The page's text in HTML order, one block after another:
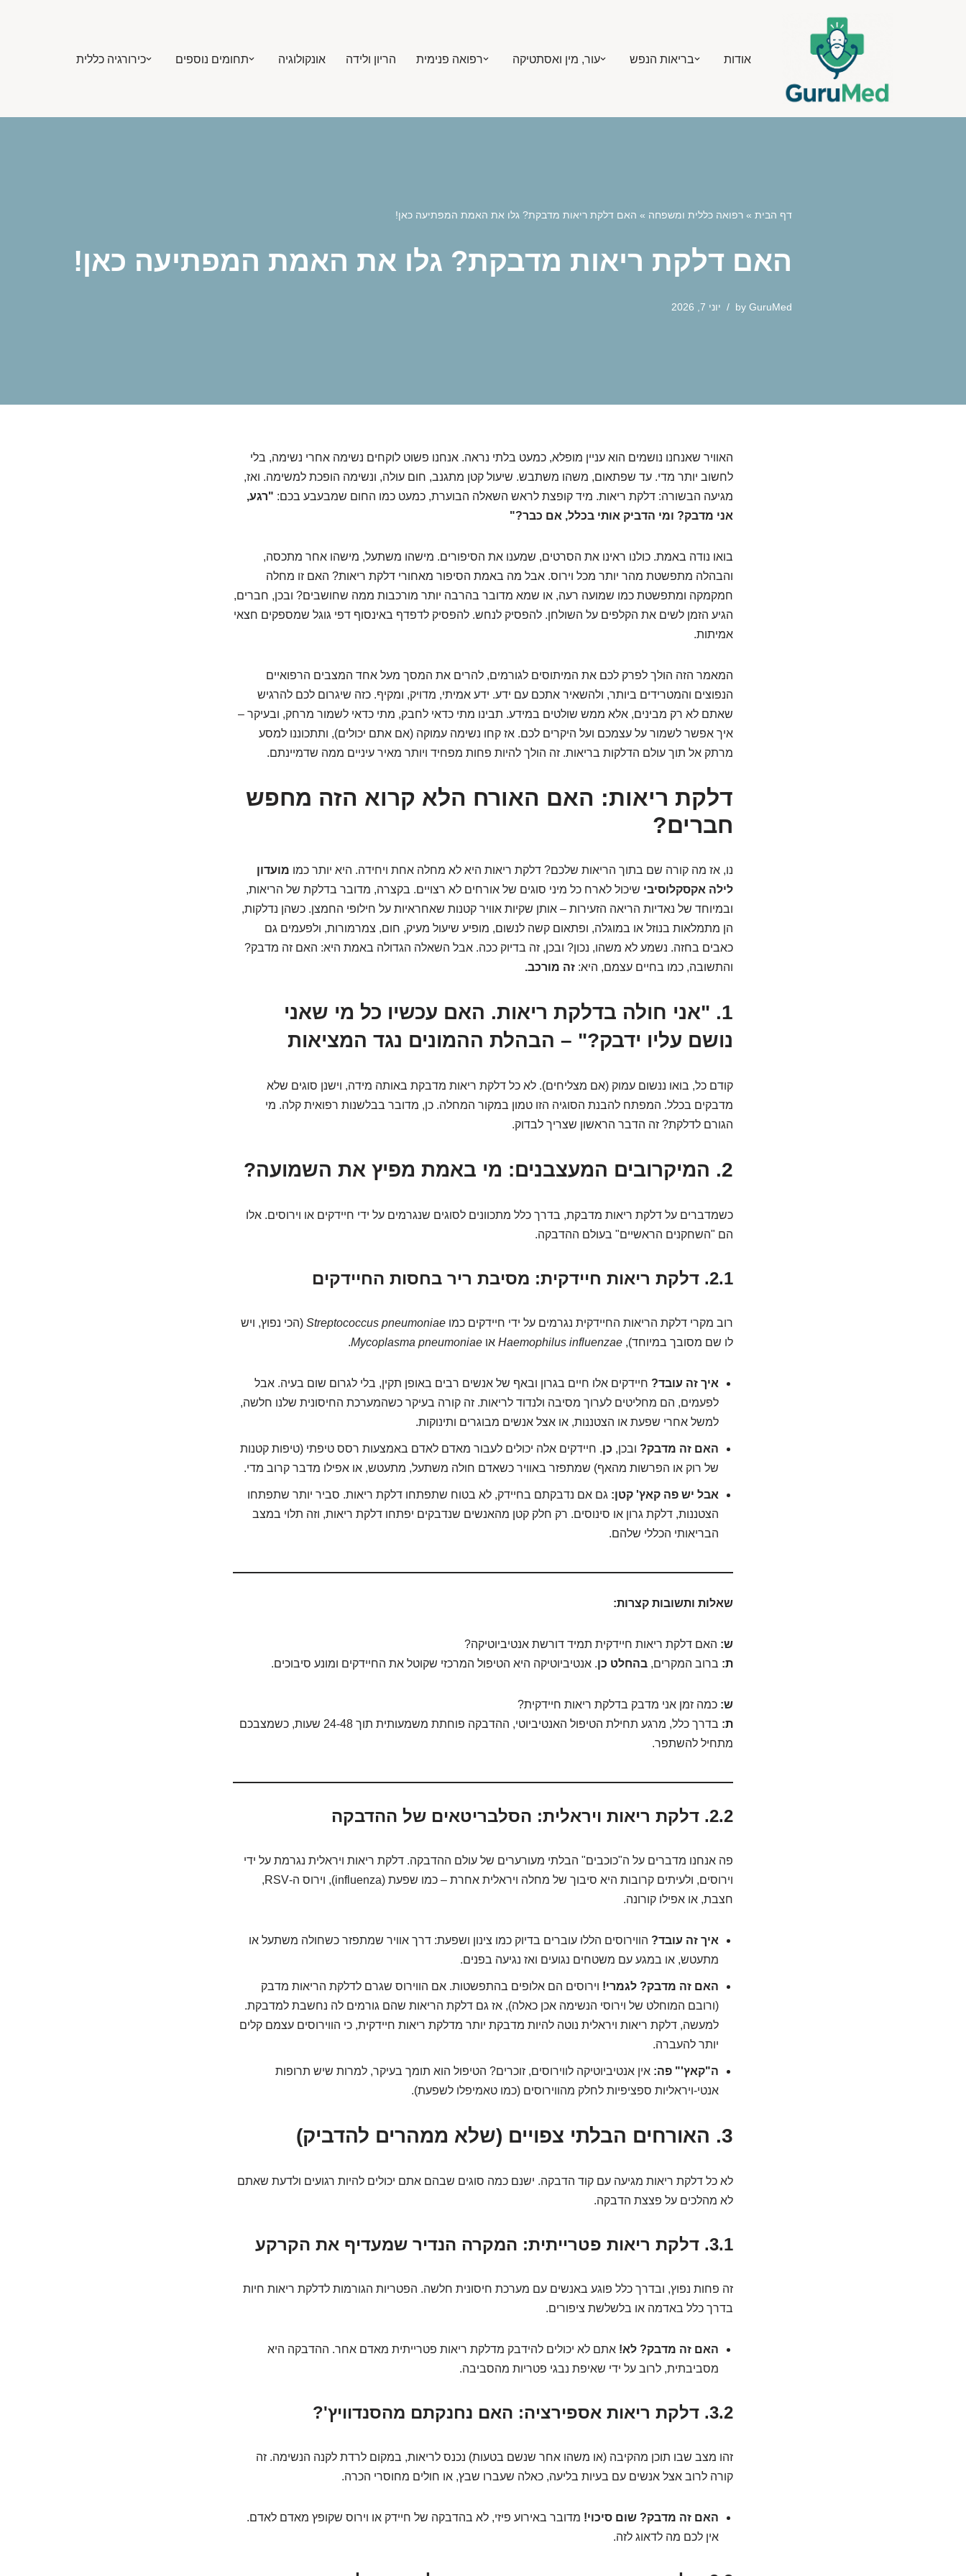
אודות בריאות הנפש עור, מין ואסתטיקה רפואה פנימית הריון ולידה אונקולוגיה תחומים נוספים כירורגיה כללית
דף הבית » רפואה כללית ומשפחה » האם דלקת ריאות מדבקת? גלו את האמת המפתיעה כאן!
האם דלקת ריאות מדבקת? גלו את האמת המפתיעה כאן!
by GuruMed יוני 7, 2026
האוויר שאנחנו נושמים הוא עניין מופלא, כמעט בלתי נראה. אנחנו פשוט לוקחים נשימה אחרי נשימה, בלי
לחשוב יותר מדי. עד שפתאום, משהו משתבש. שיעול קטן מתגנב, חום עולה, ונשימה הופכת למשימה. ואז,
מגיעה הבשורה: דלקת ריאות. מיד קופצת לראש השאלה הבוערת, כמעט כמו החום שמבעבע בכם: "רגע,
אני מדבק? ומי הדביק אותי בכלל, אם כבר?"
בואו נודה באמת. כולנו ראינו את הסרטים, שמענו את הסיפורים. מישהו משתעל, מישהו אחר מתכסה,
והבהלה מתפשטת מהר יותר מכל וירוס. אבל מה באמת הסיפור מאחורי דלקת ריאות? האם זו מחלה
חמקמקה ומתפשטת כמו שמועה רעה, או שמא מדובר בהרבה יותר מורכבות ממה שחושבים? ובכן, חברים,
הגיע הזמן לשים את הקלפים על השולחן. להפסיק לנחש. להפסיק לדפדף באינסוף דפי גוגל שמספקים חצאי
אמיתות.
המאמר הזה הולך לפרק לכם את המיתוסים לגורמים, להרים את המסך מעל אחד המצבים הרפואיים
הנפוצים והמטרידים ביותר, ולהשאיר אתכם עם ידע. ידע אמיתי, מדויק, ומקיף. כזה שיגרום לכם להרגיש
שאתם לא רק מבינים, אלא ממש שולטים במידע. תבינו מתי כדאי לחבק, מתי כדאי לשמור מרחק, ובעיקר –
איך אפשר לשמור על עצמכם ועל היקרים לכם. אז קחו נשימה עמוקה (אם אתם יכולים), ותתכוננו למסע
מרתק אל תוך עולם הדלקות בריאות. זה הולך להיות פחות מפחיד ויותר מאיר עיניים ממה שדמיינתם.
דלקת ריאות: האם האורח הלא קרוא הזה מחפש
חברים?
נו, אז מה קורה שם בתוך הריאות שלכם? דלקת ריאות היא לא מחלה אחת ויחידה. היא יותר כמו מועדון
לילה אקסקלוסיבי שיכול לארח כל מיני סוגים של אורחים לא רצויים. בקצרה, מדובר בדלקת של הריאות,
ובמיוחד של נאדיות הריאה הזעירות – אותן שקיות אוויר קטנות שאחראיות על חילופי החמצן. כשהן נדלקות,
הן מתמלאות בנוזל או במוגלה, ופתאום קשה לנשום, מופיע שיעול מעיק, חום, צמרמורות, ולפעמים גם
כאבים בחזה. נשמע לא משהו, נכון? ובכן, זה בדיוק ככה. אבל השאלה הגדולה באמת היא: האם זה מדבק?
והתשובה, כמו בחיים עצמם, היא:זה מורכב.
1. "אני חולה בדלקת ריאות. האם עכשיו כל מי שאני
נושם עליו ידבק?" – הבהלת ההמונים נגד המציאות
קודם כל, בואו ננשום עמוק (אם מצליחים). לא כל דלקת ריאות מדבקת באותה מידה, וישנן סוגים שלא
מדבקים בכלל. המפתח להבנת הסוגיה הזו טמון במקור המחלה. כן, מדובר בבלשנות רפואית קלה. מי
הגורם לדלקת? זה הדבר הראשון שצריך לבדוק.
2. המיקרובים המעצבנים: מי באמת מפיץ את השמועה?
כשמדברים על דלקת ריאות מדבקת, בדרך כלל מתכוונים לסוגים שנגרמים על ידי חיידקים או וירוסים. אלו
הם "השחקנים הראשיים" בעולם ההדבקה.
2.1. דלקת ריאות חיידקית: מסיבת ריר בחסות החיידקים
רוב מקרי דלקת הריאות החיידקית נגרמים על ידי חיידקים כמוStreptococcus pneumoniae (הכי נפוץ, ויש
לו שם מסובך במיוחד),Haemophilus influenzae אוMycoplasma pneumoniae
.
איך זה עובד? חיידקים אלו חיים בגרון ובאף של אנשים רבים באופן תקין, בלי לגרום שום בעיה. אבל
לפעמים, הם מחליטים לערוך מסיבה ולנדוד לריאות. זה קורה בעיקר כשהמערכת החיסונית שלנו חלשה,
למשל אחרי שפעת או הצטננות, או אצל אנשים מבוגרים ותינוקות.
האם זה מדבק? ובכן, כן. חיידקים אלה יכולים לעבור מאדם לאדם באמצעות רסס טיפתי (טיפות קטנות
של רוק או הפרשות מהאף) שמתפזר באוויר כשאדם חולה משתעל, מתעטש, או אפילו מדבר קרוב מדי.
אבל יש פה קאץ' קטן: גם אם נדבקתם בחיידק, לא בטוח שתפתחו דלקת ריאות. סביר יותר שתפתחו
הצטננות, דלקת גרון או סינוסים. רק חלק קטן מהאנשים שנדבקים יפתחו דלקת ריאות, וזה תלוי במצב
הבריאותי הכללי שלהם.
שאלות ותשובות קצרות:
ש: האם דלקת ריאות חיידקית תמיד דורשת אנטיביוטיקה?
ת: ברוב המקרים,בהחלט כן. אנטיביוטיקה היא הטיפול המרכזי שקוטל את החיידקים ומונע סיבוכים.
ש: כמה זמן אני מדבק בדלקת ריאות חיידקית?
ת:
בדרך כלל, מרגע תחילת הטיפול האנטיביוטי, ההדבקה פוחתת משמעותית תוך 24-48 שעות, כשמצבכם
מתחיל להשתפר.
2.2. דלקת ריאות ויראלית: הסלבריטאים של ההדבקה
פה אנחנו מדברים על ה"כוכבים" הבלתי מעורערים של עולם ההדבקה. דלקת ריאות ויראלית נגרמת על ידי
וירוסים, ולעיתים קרובות היא סיבוך של מחלה ויראלית אחרת – כמו שפעת (influenza), וירוס ה-RSV,
חצבת, או אפילו קורונה.
איך זה עובד? הווירוסים הללו עוברים בדיוק כמו צינון ושפעת: דרך אוויר שמתפזר כשחולה משתעל או
מתעטש, או במגע עם משטחים נגועים ואז נגיעה בפנים.
האם זה מדבק? לגמרי! וירוסים הם אלופים בהתפשטות. אם הווירוס שגרם לדלקת הריאות מדבק
(ורובם המוחלט של וירוסי הנשימה אכן כאלה), אז גם דלקת הריאות שהם גורמים לה נחשבת למדבקת.
למעשה, דלקת ריאות ויראלית נוטה להיות מדבקת יותר מדלקת ריאות חיידקית, כי הווירוסים עצמם קלים
יותר להעברה.
ה"קאץ'" פה: אין אנטיביוטיקה לווירוסים, זוכרים? הטיפול הוא תומך בעיקר, למרות שיש תרופות
אנטי-ויראליות ספציפיות לחלק מהווירוסים (כמו טאמיפלו לשפעת).
3. האורחים הבלתי צפויים (שלא ממהרים להדביק)
לא כל דלקת ריאות מגיעה עם קוד הדבקה. ישנם כמה סוגים שבהם אתם יכולים להיות רגועים ולדעת שאתם
לא מהלכים על פצצת הדבקה.
3.1. דלקת ריאות פטרייתית: המקרה הנדיר שמעדיף את הקרקע
זה פחות נפוץ, ובדרך כלל פוגע באנשים עם מערכת חיסונית חלשה. הפטריות הגורמות לדלקת ריאות חיות
בדרך כלל באדמה או בלשלשת ציפורים.
האם זה מדבק? לא! אתם לא יכולים להידבק מדלקת ריאות פטרייתית מאדם אחר. ההדבקה היא
מסביבתית, לרוב על ידי שאיפת נבגי פטריות מהסביבה.
3.2. דלקת ריאות אספירציה: האם נחנקתם מהסנדוויץ'?
זהו מצב שבו תוכן מהקיבה (או משהו אחר שנשם בטעות) נכנס לריאות, במקום לרדת לקנה הנשימה. זה
קורה לרוב אצל אנשים עם בעיות בליעה, כאלה שעברו שבץ, או חולים מחוסרי הכרה.
האם זה מדבק? שום סיכוי! מדובר באירוע פיזי, לא בהדבקה של חיידק או וירוס שקופץ מאדם לאדם.
אין לכם מה לדאוג לזה.